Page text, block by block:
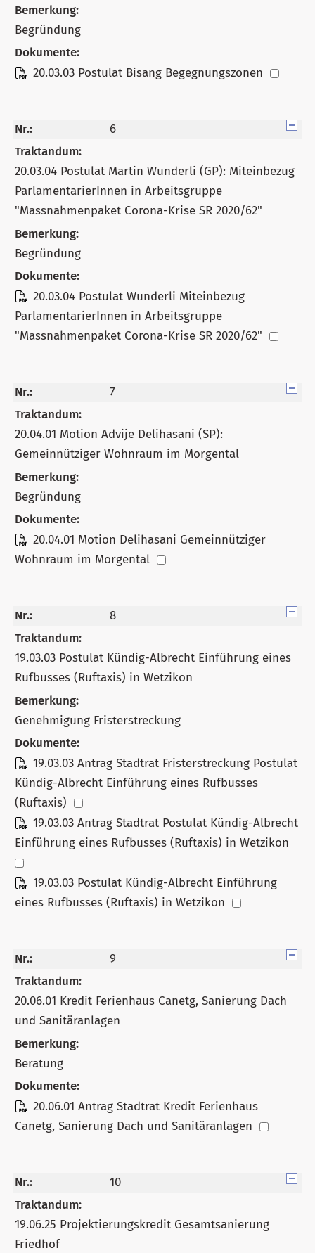
Bemerkung:
Begründung
Dokumente:
20.03.03 Postulat Bisang Begegnungszonen
Nr.:
6
Traktandum:
20.03.04 Postulat Martin Wunderli (GP): Miteinbezug
ParlamentarierInnen in Arbeitsgruppe
"Massnahmenpaket Corona-Krise SR 2020/62"
Bemerkung:
Begründung
Dokumente:
20.03.04 Postulat Wunderli Miteinbezug
ParlamentarierInnen in Arbeitsgruppe
"Massnahmenpaket Corona-Krise SR 2020/62"
Nr.:
7
Traktandum:
20.04.01 Motion Advije Delihasani (SP):
Gemeinnütziger Wohnraum im Morgental
Bemerkung:
Begründung
Dokumente:
20.04.01 Motion Delihasani Gemeinnütziger
Wohnraum im Morgental
Nr.:
8
Traktandum:
19.03.03 Postulat Kündig-Albrecht Einführung eines
Rufbusses (Ruftaxis) in Wetzikon
Bemerkung:
Genehmigung Fristerstreckung
Dokumente:
19.03.03 Antrag Stadtrat Fristerstreckung Postulat
Kündig-Albrecht Einführung eines Rufbusses
(Ruftaxis)
19.03.03 Antrag Stadtrat Postulat Kündig-Albrecht
Einführung eines Rufbusses (Ruftaxis) in Wetzikon
19.03.03 Postulat Kündig-Albrecht Einführung
eines Rufbusses (Ruftaxis) in Wetzikon
Nr.:
9
Traktandum:
20.06.01 Kredit Ferienhaus Canetg, Sanierung Dach
und Sanitäranlagen
Bemerkung:
Beratung
Dokumente:
20.06.01 Antrag Stadtrat Kredit Ferienhaus
Canetg, Sanierung Dach und Sanitäranlagen
Nr.:
10
Traktandum:
19.06.25 Projektierungskredit Gesamtsanierung
Friedhof